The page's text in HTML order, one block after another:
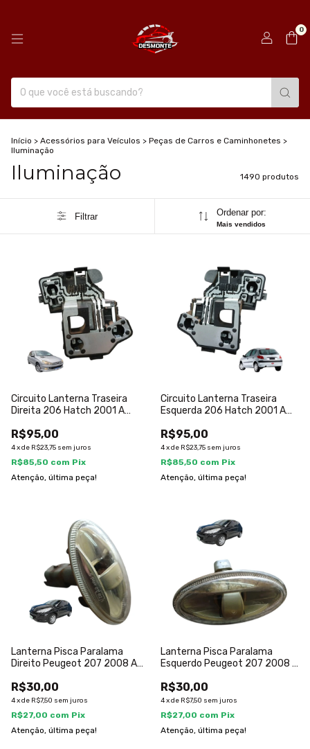
0
Início > Acessórios para Veículos > Peças de Carros e Caminhonetes >
Iluminação
Iluminação 1490 produtos
Filtrar Ordenar por:
Mais vendidos
Circuito Lanterna Traseira
Direita 206 Hatch 2001 A
R$95,00
4xde R$23,75 sem juros
R$85,50 com Pix
Atenção, última peça!
Circuito Lanterna Traseira
Esquerda 206 Hatch 2001 A
R$95,00
4xde R$23,75 sem juros
R$85,50 com Pix
Atenção, última peça!
Lanterna Pisca Paralama
Direito Peugeot 207 2008 A
R$30,00
4xde R$7,50 sem juros
R$27,00 com Pix
Atenção, última peça!
Lanterna Pisca Paralama
Esquerdo Peugeot 207 2008 A
R$30,00
4xde R$7,50 sem juros
R$27,00 com Pix
Atenção, última peça!